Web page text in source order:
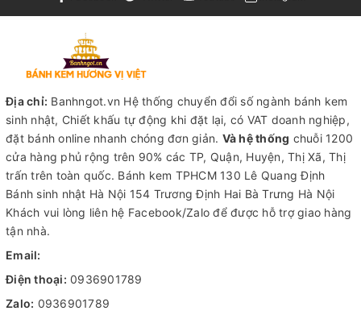
Địa chỉ: Banhngot.vn Hệ thống chuyển đổi số ngành bánh kem
sinh nhật, Chiết khấu tự động khi đặt lại, có VAT doanh nghiệp,
đặt bánh online nhanh chóng đơn giản. Và hệ thống chuỗi 1200
cửa hàng phủ rộng trên 90% các TP, Quận, Huyện, Thị Xã, Thị
trấn trên toàn quốc. Bánh kem TPHCM130 Lê Quang Định
Bánh sinh nhật Hà Nội 154 Trương Định Hai Bà Trưng Hà Nội
Khách vui lòng liên hệ Facebook/Zalo để được hỗ trợ giao hàng
tận nhà.
Email:
Điện thoại: 0936901789
Zalo: 0936901789